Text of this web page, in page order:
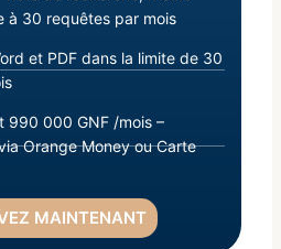
à 30 requêtes par mois
et PDF dans la limite de 30
990 000 GNF /mois –
Orange Money ou Carte
MAINTENANT